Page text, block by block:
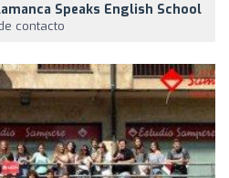
Speaks English School
contacto